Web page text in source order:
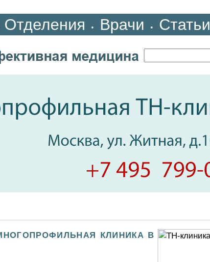
Отделения • Врачи • Статьи
клиника в